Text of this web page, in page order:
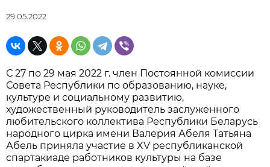
29.05.2022
С 27 по 29 мая 2022 г. член Постоянной комиссии
Совета Республики по образованию, науке,
культуре и социальному развитию,
художественный руководитель заслуженного
любительского коллектива Республики Беларусь
народного цирка имени Валерия Абеля Татьяна
Абель приняла участие в XV республиканской
спартакиаде работников культуры на базе